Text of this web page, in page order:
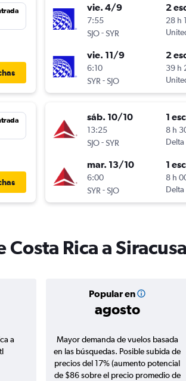
vie. 4/9
7:55
SJO-SYR
2
28 h
vie. 11/9
6:10
SYR -SJO
2
39 h
sáb. 10/10
13:25
SJO-SYR
1
8 h
Delta
mar. 13/10
6:00
SYR -SJO
1
8 h
Delta
Rica a Siracusa
Popular en
agosto
a
Mayor demanda de vuelos basada
en las búsquedas. Posible subida de
precios del 17% (aumento potencial
de $86 sobre el precio promedio de